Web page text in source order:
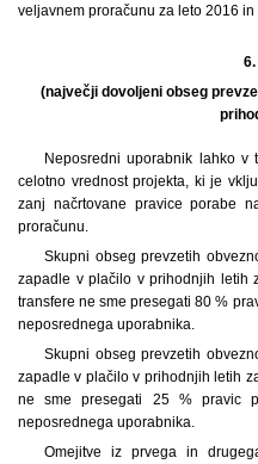
veljavnem proračunu za leto 2016
(največji dovoljeni obseg
Neposredni uporabnik lahko
celotno vrednost projekta, ki je
zanj načrtovane pravice porabe
proračunu.
Skupni obseg prevzetih
zapadle v plačilo v prihodnjih letih
transfere ne sme presegati 80 %
neposrednega uporabnika.
Skupni obseg prevzetih
zapadle v plačilo v prihodnjih letih
ne sme presegati 25 % pravic
neposrednega uporabnika.
Omejitve iz prvega in